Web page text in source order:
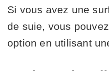
Si vous avez une
de suie, vous
option en utilisant